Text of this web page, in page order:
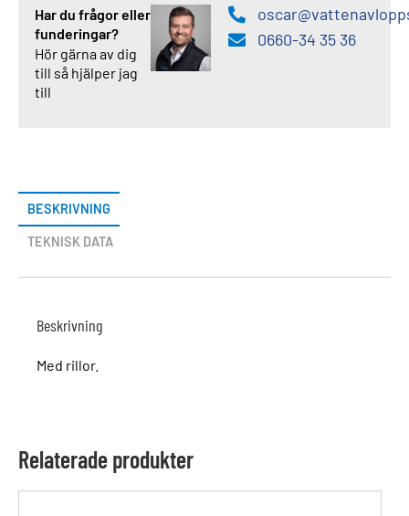
Har du frågor eller
funderingar?
Hör gärna av dig
till så hjälper jag
till
0660-34 35 36
BESKRIVNING
TEKNISK DATA
Beskrivning
Med rillor.
Relaterade produkter